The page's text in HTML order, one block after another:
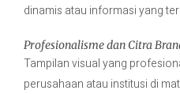
dinamis atau informasi yang
Profesionalisme dan Citra
Tampilan visual yang
perusahaan atau institusi di